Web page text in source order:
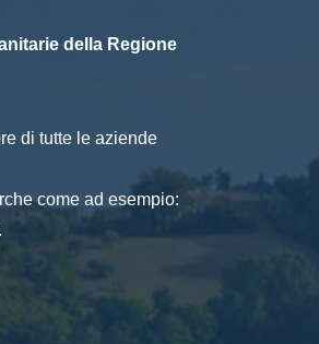
della Regione
di tutte le aziende
come ad esempio: